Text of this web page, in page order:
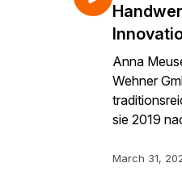
Anna
Wehner
sie 2019
March 31,